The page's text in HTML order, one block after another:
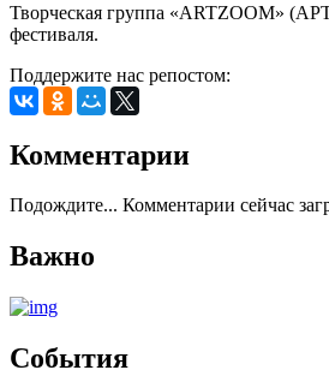
Творческая группа «ARTZOOM»
фестиваля.
Поддержите нас репостом:
Комментарии
Подождите... Комментарии сейчас
Важно
События